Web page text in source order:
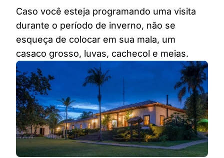
Caso você esteja programando uma visita
durante o período de inverno, não se
esqueça de colocar em sua mala, um
casaco grosso, luvas, cachecol e meias.